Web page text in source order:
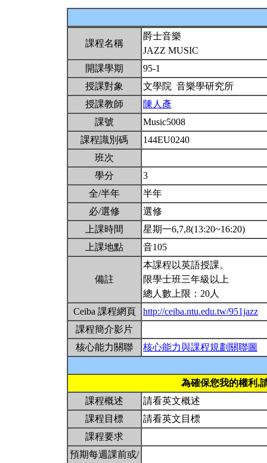
課程名稱
爵士音樂
JAZZ MUSIC
開課學期
95-1
授課對象
文學院 音樂學研究所
授課教師
陳人彥
課號
Music5008
課程識別碼
144EU0240
班次
學分
3
全/半年
半年
必/選修
選修
上課時間
星期一6,7,8(13:20~16:20)
上課地點
音105
備註
本課程以英語授課。
限學士班三年級以上
總人數上限：20人
Ceiba 課程網頁
http://ceiba.ntu.edu.tw/951jazz
課程簡介影片
核心能力關聯
核心能力與課程規劃關聯圖
為確保您我的權利,
課程概述
請看英文概述
課程目標
請看英文目標
課程要求
預期每週課前或/